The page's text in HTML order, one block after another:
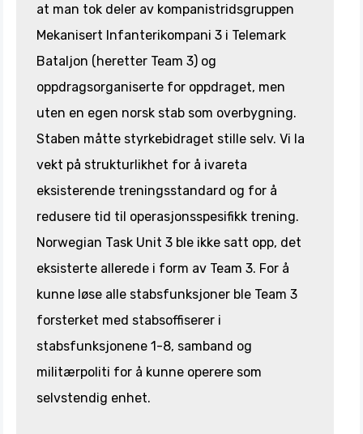
at man tok deler av kompanistridsgruppen
Mekanisert Infanterikompani 3 i Telemark
Bataljon (heretter Team 3) og
oppdragsorganiserte for oppdraget, men
uten en egen norsk stab som overbygning.
Staben måtte styrkebidraget stille selv. Vi la
vekt på strukturlikhet for å ivareta
eksisterende treningsstandard og for å
redusere tid til operasjonsspesifikk trening.
Norwegian Task Unit 3 ble ikke satt opp, det
eksisterte allerede i form av Team 3. For å
kunne løse alle stabsfunksjoner ble Team 3
forsterket med stabsoffiserer i
stabsfunksjonene 1-8, samband og
militærpoliti for å kunne operere som
selvstendig enhet.